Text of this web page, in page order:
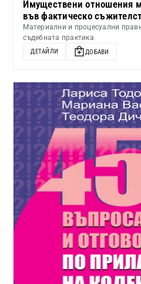
Имуществени отношения
във фактическо
Материални и процесуални
съдебната практика
ДЕТАЙЛИ ДОБАВИ